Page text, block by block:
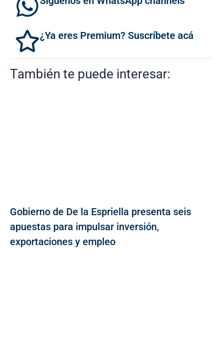
¿Ya eres Premium? Suscríbete acá
También te puede interesar:
Gobierno de De la Espriella presenta seis
apuestas para impulsar inversión,
exportaciones y empleo